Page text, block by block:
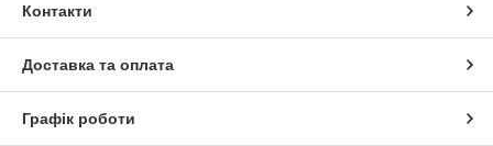
Контакти
Доставка та оплата
Графік роботи